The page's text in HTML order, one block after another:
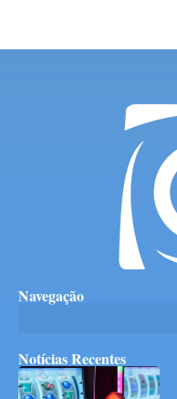
Navegação
Notícias Recentes